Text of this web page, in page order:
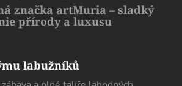
značka artMuria – sladký
přírody a luxusu
labužníků